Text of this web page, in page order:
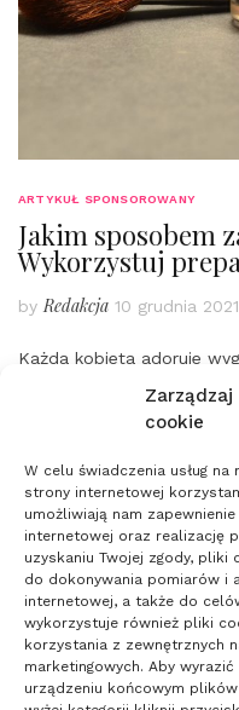
cookie
W celu świadczenia usług
strony internetowej
umożliwiają nam
internetowej oraz realizację
uzyskaniu Twojej zgody,
do dokonywania pomiarów i
internetowej, a także do
wykorzystuje również pliki
korzystania z zewnętrznych
marketingowych. Aby
urządzeniu końcowym
ARTYKUŁ SPONSOROWANY
Jakim sposobem
Wykorzystuj
by Redakcja 10 grudnia 2021
Każda kobieta adoruje
niezależnie od tego jak
najbardziej pasuje i w czym
Nawigacja
po
wpisach
1 2